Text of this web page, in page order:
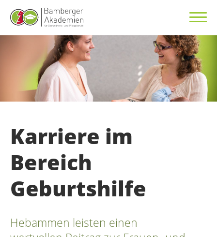
Karriere im
Bereich
Geburtshilfe
Hebammen leisten einen